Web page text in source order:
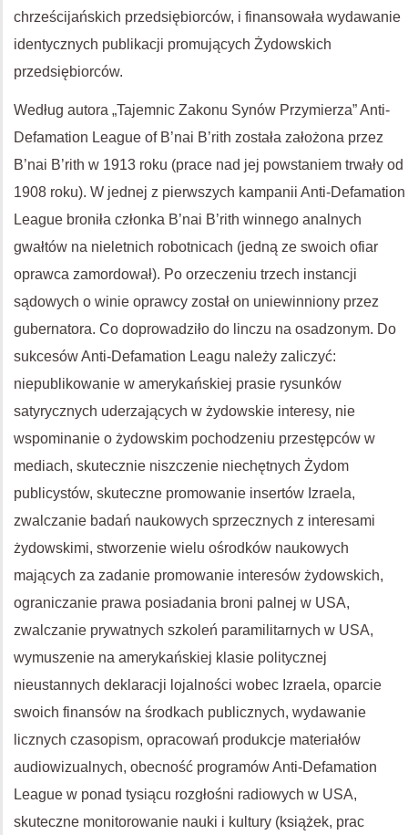
chrześcijańskich przedsiębiorców, i finansowała wydawanie
identycznych publikacji promujących Żydowskich
przedsiębiorców.
Według autora „Tajemnic Zakonu Synów Przymierza” Anti-
Defamation League of B’nai B’rith została założona przez
B’nai B’rith w 1913 roku (prace nad jej powstaniem trwały od
1908 roku). W jednej z pierwszych kampanii Anti-Defamation
League broniła członka B’nai B’rith winnego analnych
gwałtów na nieletnich robotnicach (jedną ze swoich ofiar
oprawca zamordował). Po orzeczeniu trzech instancji
sądowych o winie oprawcy został on uniewinniony przez
gubernatora. Co doprowadziło do linczu na osadzonym. Do
sukcesów Anti-Defamation Leagu należy zaliczyć:
niepublikowanie w amerykańskiej prasie rysunków
satyrycznych uderzających w żydowskie interesy, nie
wspominanie o żydowskim pochodzeniu przestępców w
mediach, skutecznie niszczenie niechętnych Żydom
publicystów, skuteczne promowanie insertów Izraela,
zwalczanie badań naukowych sprzecznych z interesami
żydowskimi, stworzenie wielu ośrodków naukowych
mających za zadanie promowanie interesów żydowskich,
ograniczanie prawa posiadania broni palnej w USA,
zwalczanie prywatnych szkoleń paramilitarnych w USA,
wymuszenie na amerykańskiej klasie politycznej
nieustannych deklaracji lojalności wobec Izraela, oparcie
swoich finansów na środkach publicznych, wydawanie
licznych czasopism, opracowań produkcje materiałów
audiowizualnych, obecność programów Anti-Defamation
League w ponad tysiącu rozgłośni radiowych w USA,
skuteczne monitorowanie nauki i kultury (książek, prac